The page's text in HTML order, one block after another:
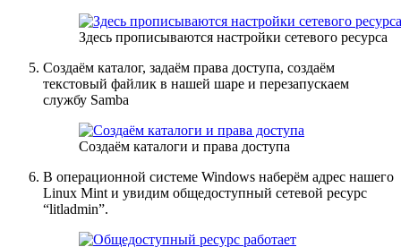
Здесь прописываются настройки сетевого ресурса
Создаём каталог, задаём права доступа, создаём
текстовый файлик в нашей шаре и перезапускаем
службу Samba
Создаём каталоги и права доступа
В операционной системе Windows наберём адрес нашего
Linux Mint и увидим общедоступный сетевой ресурс
“litladmin”.